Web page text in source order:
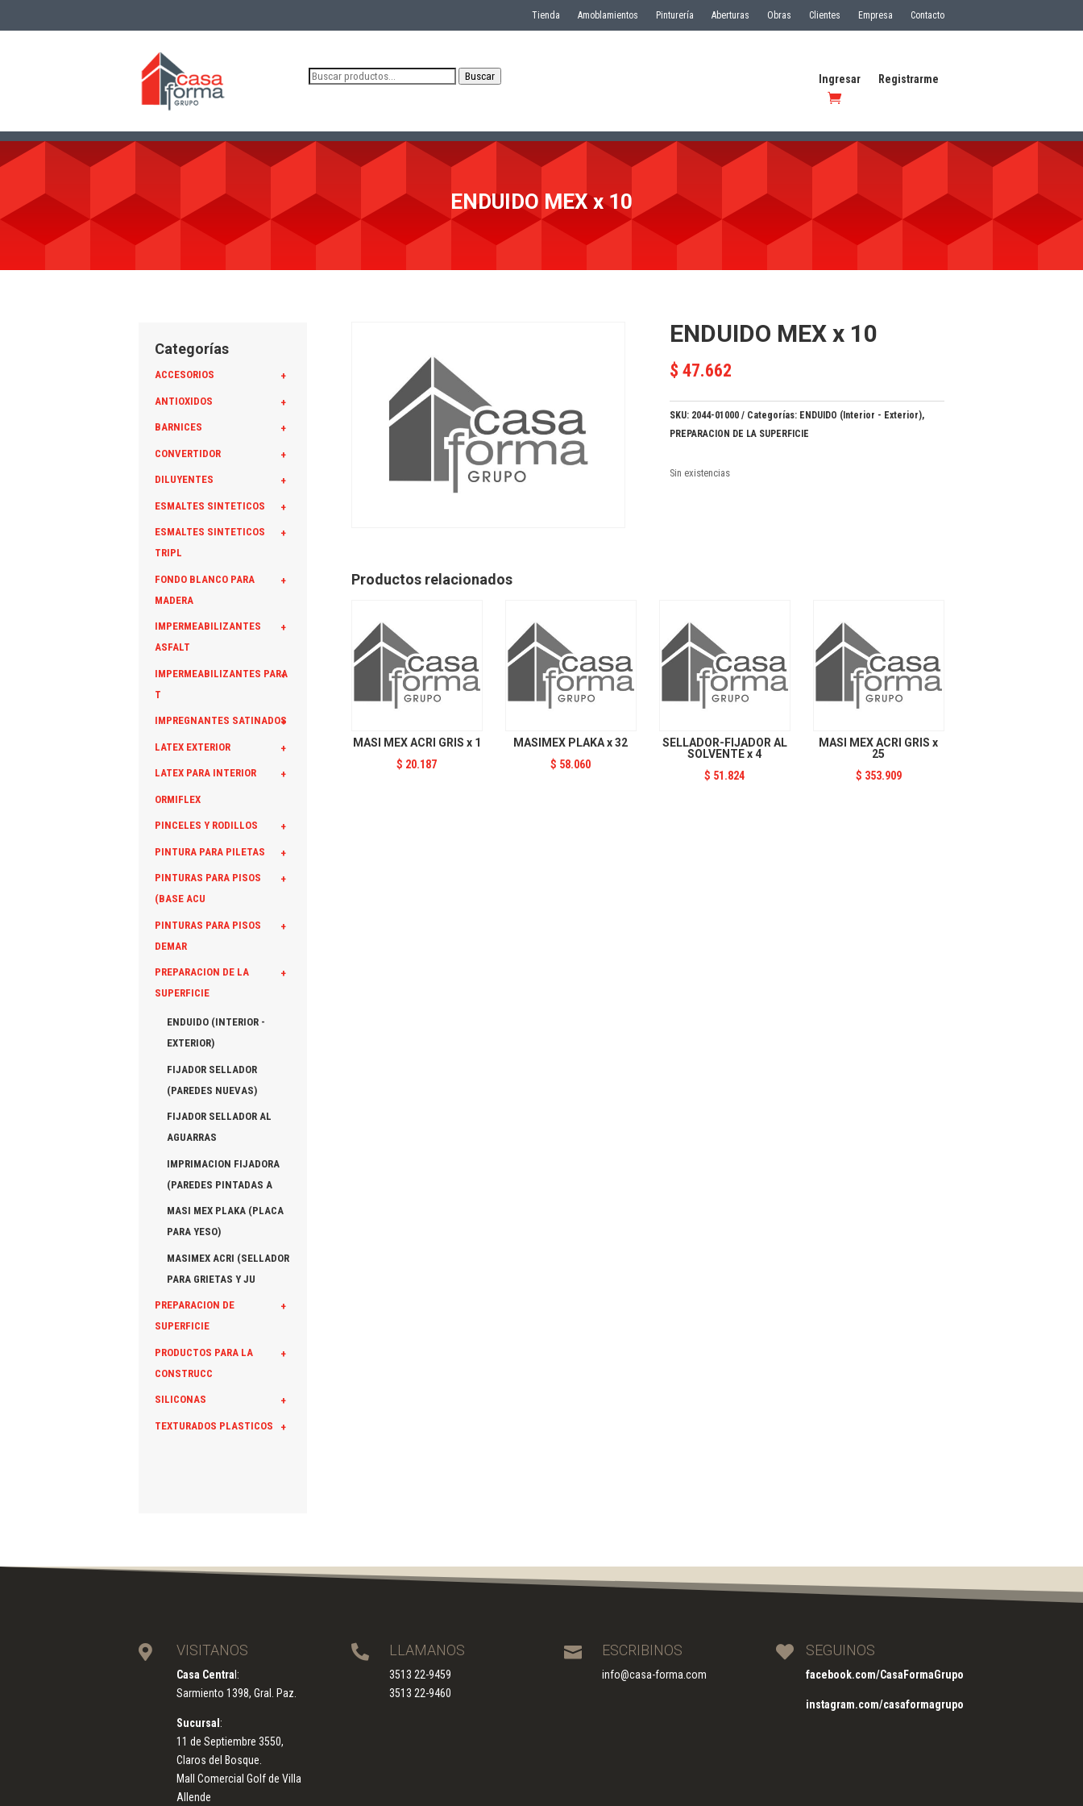
Tienda Amoblamientos Pinturería Aberturas Obras Clientes Empresa Contacto
Buscar
Buscar Ingresar Registrarme
ENDUIDO MEX x 10
Categorías
+
ACCESORIOS
+
ANTIOXIDOS
+
BARNICES
+
CONVERTIDOR
+
DILUYENTES
+
ESMALTES SINTETICOS
+
ESMALTES SINTETICOS
TRIPL
+
FONDO BLANCO PARA
MADERA
+
IMPERMEABILIZANTES
ASFALT
+
IMPERMEABILIZANTES PARA
T
+
IMPREGNANTES SATINADOS
+
LATEX EXTERIOR
+
LATEX PARA INTERIOR
ORMIFLEX
+
PINCELES Y RODILLOS
+
PINTURA PARA PILETAS
+
PINTURAS PARA PISOS
(BASE ACU
+
PINTURAS PARA PISOS
DEMAR
+
PREPARACION DE LA
SUPERFICIE
ENDUIDO (INTERIOR -
EXTERIOR)
FIJADOR SELLADOR
(PAREDES NUEVAS)
FIJADOR SELLADOR AL
AGUARRAS
IMPRIMACION FIJADORA
(PAREDES PINTADAS A
MASI MEX PLAKA (PLACA
PARA YESO)
MASIMEX ACRI (SELLADOR
PARA GRIETAS Y JU
+
PREPARACION DE
SUPERFICIE
+
PRODUCTOS PARA LA
CONSTRUCC
+
SILICONAS
+
TEXTURADOS PLASTICOS
ENDUIDO MEX x 10
$ 47.662
SKU: 2044-01000 Categorías: ENDUIDO (Interior - Exterior),
PREPARACION DE LA SUPERFICIE
Sin existencias
Productos relacionados
MASI MEX ACRI GRIS x 1
$ 20.187
MASIMEX PLAKA x 32
$ 58.060
SELLADOR-FIJADOR AL
SOLVENTE x 4
$ 51.824
MASI MEX ACRI GRIS x
25
$ 353.909
 VISITANOS
Casa Centra l:
Sarmiento 1398, Gral. Paz.
Sucursal :
11 de Septiembre 3550,
Claros del Bosque.
Mall Comercial Golf de Villa
Allende
 LLAMANOS
3513 22-9459
3513 22-9460
 ESCRIBINOS
info@casa-forma.com
 SEGUINOS
facebook.com/CasaFormaGrupo
instagram.com/casaformagrupo